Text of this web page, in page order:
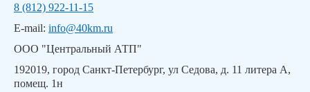
8 (812) 922-11-15
E-mail: info@40km.ru
ООО "Центральный АТП"
192019, город Санкт-Петербург, ул Седова, д. 11 литера А,
помещ. 1н